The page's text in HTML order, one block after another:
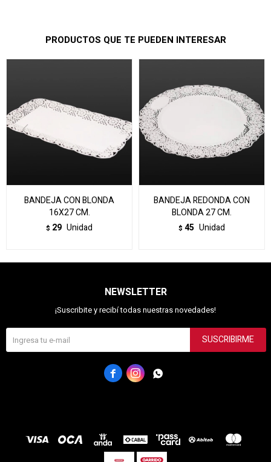
PRODUCTOS QUE TE PUEDEN INTERESAR
BANDEJA CON BLONDA
16X27 CM.
$ 29 Unidad
BANDEJA REDONDA CON
BLONDA 27 CM.
$ 45 Unidad
NEWSLETTER
¡Suscribite y recibí todas nuestras novedades!
SUSCRIBIRME
  